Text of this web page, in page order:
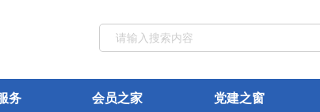
务 会员之家 党建之窗